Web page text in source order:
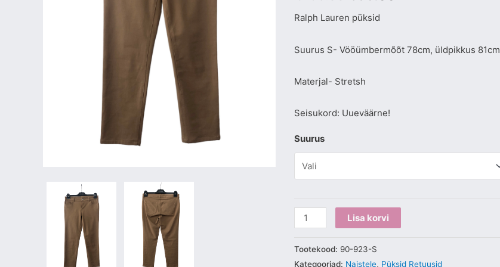
Ralph Lauren püksid
Suurus S- Vööümbermõõt 78cm, üldpikkus 81cm
Materjal- Stretsh
Seisukord: Uueväärne!
Suurus
Lisa korvi
Tootekood: 90-923-S
Kategooriad: Naistele, Püksid Retuusid